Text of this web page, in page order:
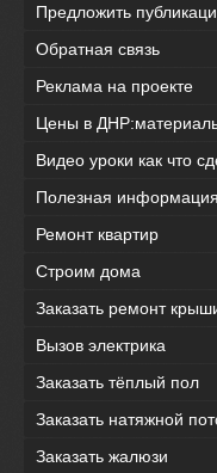
Предложить
Обратная связь
Реклама на проекте
Цены в
Видео уроки как что
Полезная
Ремонт квартир
Строим дома
Заказать ремонт
Вызов электрика
Заказать тёплый пол
Заказать натяжной
Заказать жалюзи